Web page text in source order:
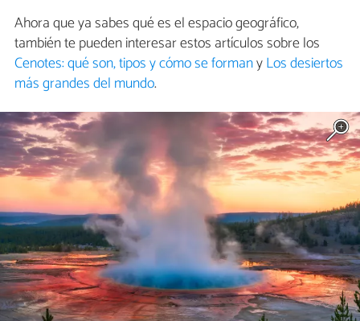
Ahora que ya sabes qué es el espacio geográfico,
también te pueden interesar estos artículos sobre los
Cenotes: qué son, tipos y cómo se formanyLos desiertos
más grandes del mundo.